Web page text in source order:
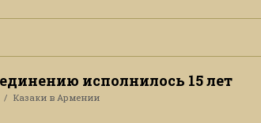
исполнилось 15 лет
Казаки в Армении